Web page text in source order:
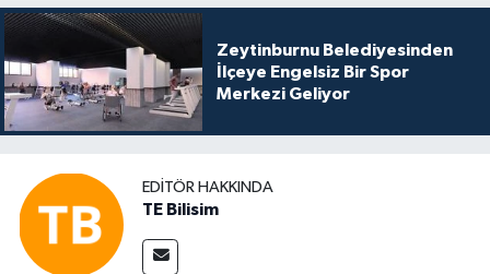
Zeytinburnu Belediyesinden
İlçeye Engelsiz Bir Spor
Merkezi Geliyor
EDITÖR HAKKINDA
TE Bilisim